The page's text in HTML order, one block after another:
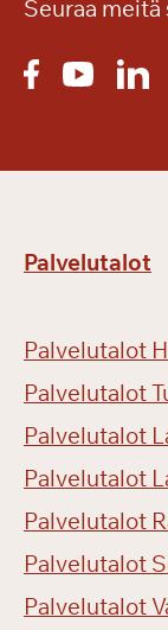
Seuraa meitä
Palvelutalot
Palvelutalot
Palvelutalot
Palvelutalot
Palvelutalot
Palvelutalot
Palvelutalot
Palvelutalot